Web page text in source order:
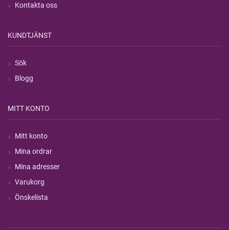
Kontakta oss
KUNDTJÄNST
Sök
Blogg
MITT KONTO
Mitt konto
Mina ordrar
Mina adresser
Varukorg
Önskelista